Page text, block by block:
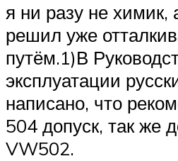
я ни разу не химик,
решил уже
путём.1)В
эксплуатации
написано, что
504 допуск, так же
VW502.